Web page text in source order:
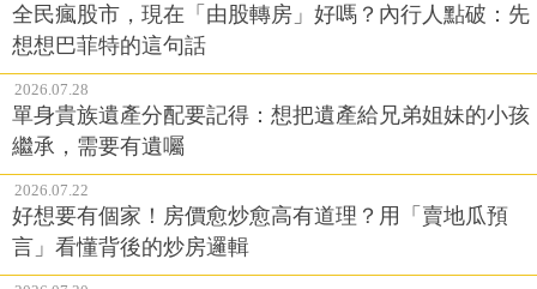
全民瘋股市，現在「由股轉房」好嗎？內行人點破：先
想想巴菲特的這句話
2026.07.28
單身貴族遺產分配要記得：想把遺產給兄弟姐妹的小孩
繼承，需要有遺囑
2026.07.22
好想要有個家！房價愈炒愈高有道理？用「賣地瓜預
言」看懂背後的炒房邏輯